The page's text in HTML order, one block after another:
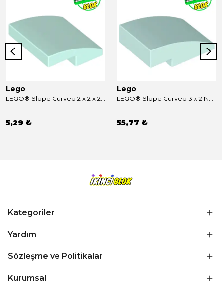
Lego
5,29 ₺
Lego
55,77 ₺
Kategoriler
Yardım
Sözleşme ve Politikalar
Kurumsal